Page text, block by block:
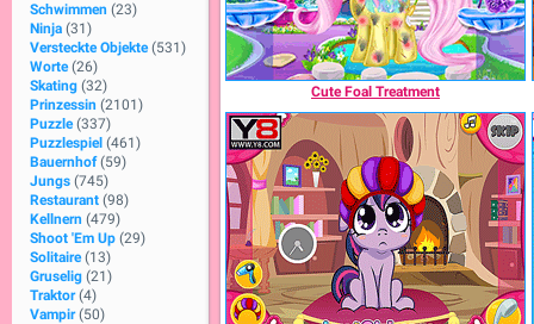
Schwimmen (23)
Ninja (31)
Versteckte Objekte (531)
Worte (26)
Skating (32)
Prinzessin (2101)
Puzzle (337)
Puzzlespiel (461)
Bauernhof (59)
Jungs (745)
Restaurant (98)
Kellnern (479)
Shoot 'Em Up (29)
Solitaire (13)
Gruselig (21)
Traktor (4)
Vampir (50)
Cute Foal Treatment